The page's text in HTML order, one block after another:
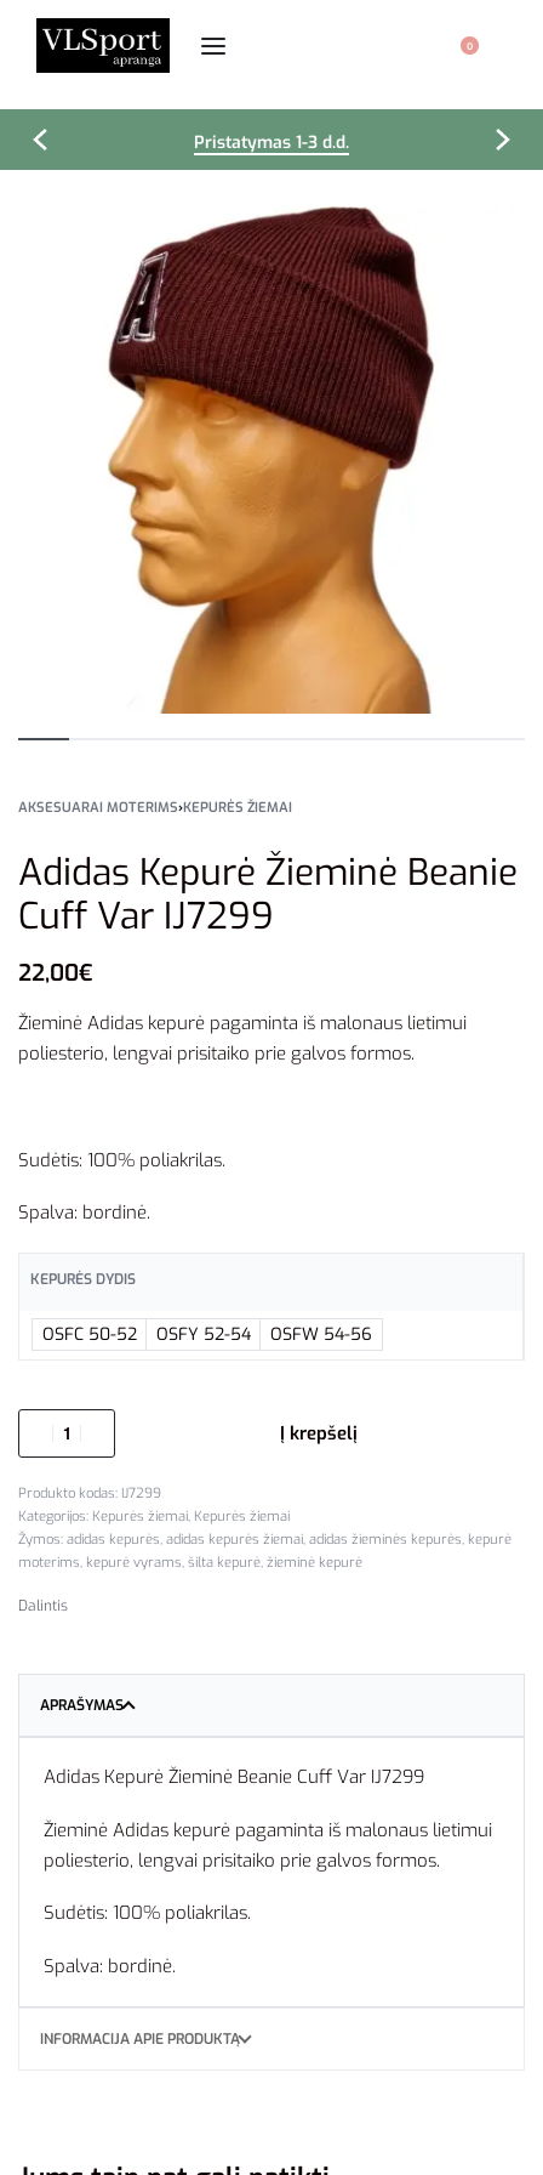
0
Pristatymas 1-3 d.d.
AKSESUARAI MOTERIMS›KEPURĖS ŽIEMAI
Adidas Kepurė Žieminė Beanie
Cuff Var IJ7299
22,00€
Žieminė Adidas kepurė pagaminta iš malonaus lietimui
poliesterio, lengvai prisitaiko prie galvos formos.
Sudėtis: 100% poliakrilas.
Spalva: bordinė.
KEPURĖS DYDIS
OSFC 50-52 OSFY 52-54 OSFW 54-56
Į krepšelį
IJ7299
Kategorijos: Kepurės žiemai, Kepurės žiemai
Žymos: adidas kepurės, adidas kepurės žiemai, adidas žieminės kepurės, kepurė
moterims, kepurė vyrams, šilta kepurė, žieminė kepurė
Dalintis
APRAŠYMAS
Adidas Kepurė Žieminė Beanie Cuff Var IJ7299
Žieminė Adidas kepurė pagaminta iš malonaus lietimui
poliesterio, lengvai prisitaiko prie galvos formos.
Sudėtis: 100% poliakrilas.
Spalva: bordinė.
INFORMACIJA APIE PRODUKTĄ